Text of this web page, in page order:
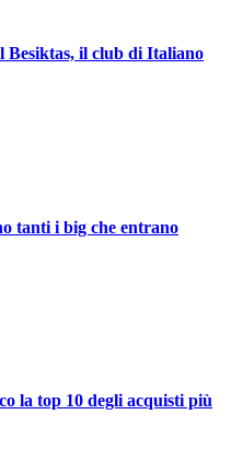
Besiktas, il club di Italiano
tanti i big che entrano
la top 10 degli acquisti più